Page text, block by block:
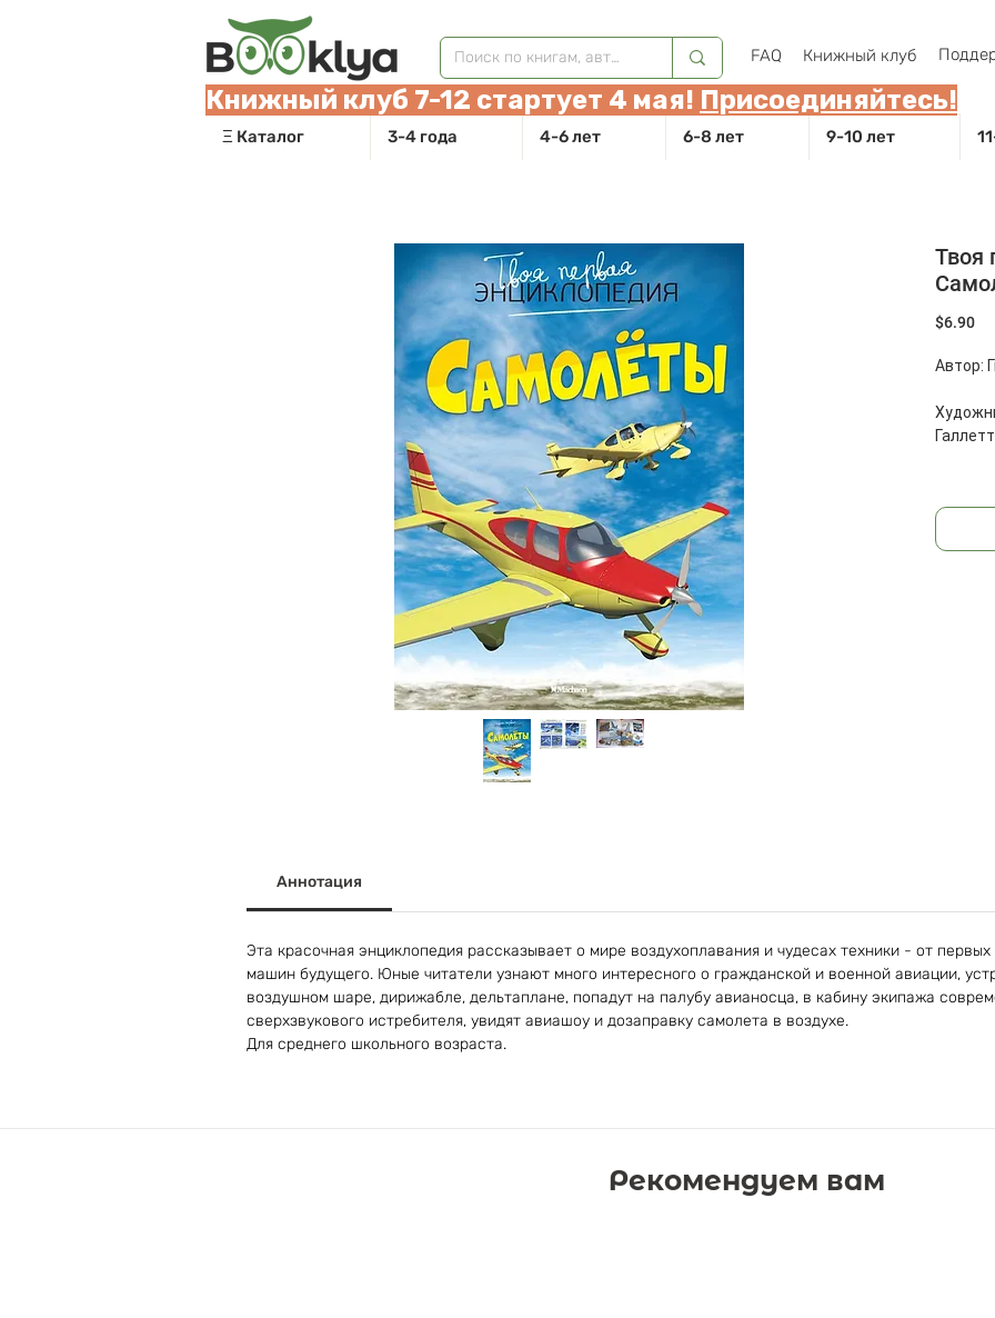
FAQ Книжный клуб
Ξ Каталог 3-4 года 4-6 лет 6-8 лет 9-10 лет
Книжный клуб 7-12 стартует 4 мая! Присоединяйтесь!
Твоя
$6.90
Автор:
Аннотация
Эта красочная энциклопедия рассказывает о мире воздухоплавания и чудесах техники - от
машин будущего. Юные читатели узнают много интересного о гражданской и военной авиации,
воздушном шаре, дирижабле, дельтаплане, попадут на палубу авианосца, в кабину экипажа
сверхзвукового истребителя, увидят авиашоу и дозаправку самолета в воздухе.
Для среднего школьного возраста.
Рекомендуем вам